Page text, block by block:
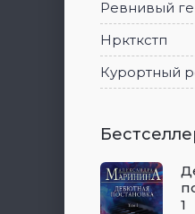
Ревнивый
Нркткстп
Курортный
1